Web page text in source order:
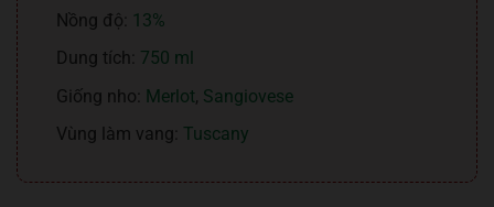
Nồng độ: 13%
Dung tích: 750 ml
Giống nho: Merlot, Sangiovese
Vùng làm vang: Tuscany